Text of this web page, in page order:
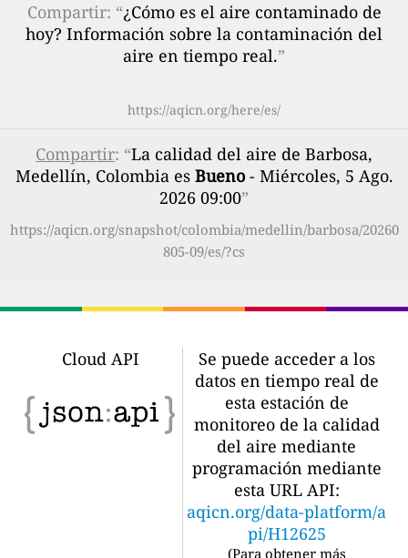
Compartir: “¿Cómo es el aire contaminado de
hoy? Información sobre la contaminación del
aire en tiempo real.”
https://aqicn.org/here/es/
Compartir: “La calidad del aire de Barbosa,
Medellín, Colombia es Bueno- Miércoles, 5 Ago.
2026 09:00”
https://aqicn.org/snapshot/colombia/medellin/barbosa/20260
805-09/es/?cs
Cloud API
Se puede acceder a los
datos en tiempo real de
esta estación de
monitoreo de la calidad
del aire mediante
programación mediante
esta URL API:
aqicn.org/data-platform/a
pi/H12625
(Para obtener más